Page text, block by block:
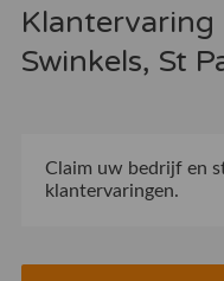
Swinkels, St
Claim uw bedrijfen
klantervaringen.